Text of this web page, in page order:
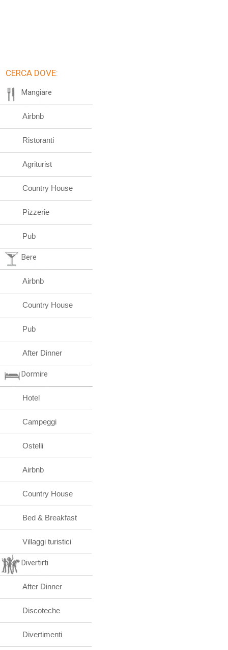
CERCA DOVE:
Mangiare
Airbnb
Ristoranti
Agriturist
Country House
Pizzerie
Pub
Bere
Airbnb
Country House
Pub
After Dinner
Dormire
Hotel
Campeggi
Ostelli
Airbnb
Country House
Bed & Breakfast
Villaggi turistici
Divertirti
After Dinner
Discoteche
Divertimenti